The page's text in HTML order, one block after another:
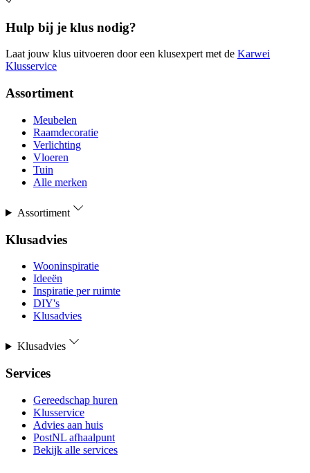
Hulp bij je klus nodig?
Laat jouw klus uitvoeren door een klusexpert met de Karwei
Klusservice
Assortiment
Meubelen
Raamdecoratie
Verlichting
Vloeren
Tuin
Alle merken
Assortiment
Klusadvies
Wooninspiratie
Ideeën
Inspiratie per ruimte
DIY's
Klusadvies
Klusadvies
Services
Gereedschap huren
Klusservice
Advies aan huis
PostNL afhaalpunt
Bekijk alle services